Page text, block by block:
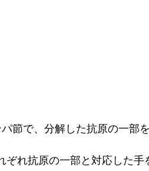
節で、分解した抗原の一部
れ抗原の一部と対応した